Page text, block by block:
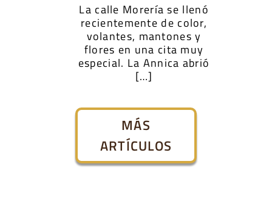
La calle Morería se llenó
recientemente de color,
volantes, mantones y
flores en una cita muy
especial. La Annica abrió
[…]
MÁS
ARTÍCULOS